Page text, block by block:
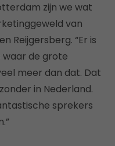
zijn we wat
van
Reijgersberg. “Er is
waar de grote
meer dan dat. Dat
in Nederland.
sprekers